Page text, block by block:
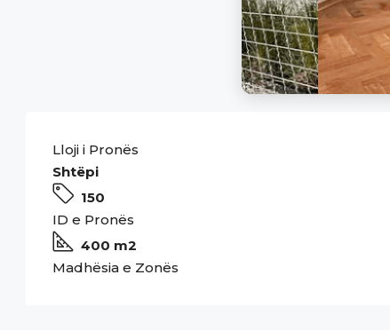
Lloji i Pronës
Shtëpi
150
ID e Pronës
400 m2
Madhësia e Zonës